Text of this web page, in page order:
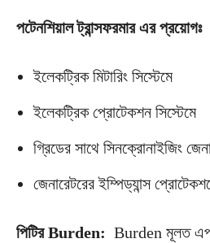
পটেনশিয়াল ট্রান্সফরমার এর প্রয়োগঃ
ইলেকট্রিক মিটারিং সিস্টেমে
ইলেকট্রিক প্রোটেকশন সিস্টেমে
গ্রিডের সাথে সিনক্রোনাইজিং
জেনারেটরের ইম্পিড্যান্স
পিটির Burden: Burden মূলত